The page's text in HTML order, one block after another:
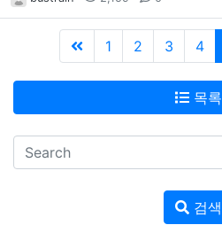
1 2 3 4
목록
검색